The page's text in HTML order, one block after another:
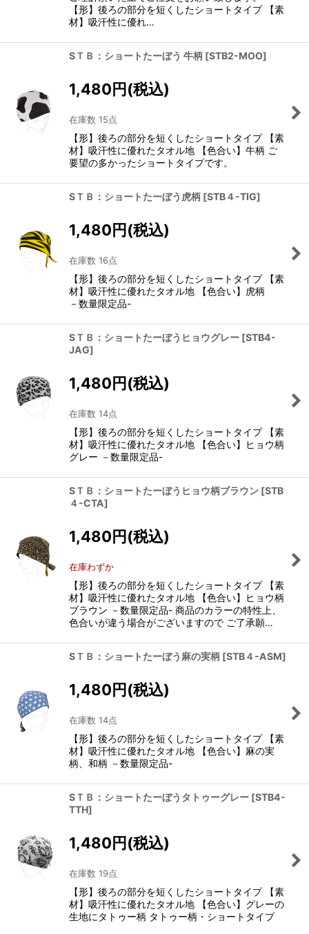
【形】後ろの部分を短くしたショートタイプ 【素
材】吸汗性に優れ…
SＴＢ：ショートたーぼう 牛柄 [STB2-MOO]
1,480円(税込)
在庫数 15点
【形】後ろの部分を短くしたショートタイプ 【素
材】吸汗性に優れたタオル地 【色合い】牛柄 ご
要望の多かったショートタイプです。
SＴＢ：ショートたーぼう虎柄 [STB４-TIG]
1,480円(税込)
在庫数 16点
【形】後ろの部分を短くしたショートタイプ 【素
材】吸汗性に優れたタオル地 【色合い】虎柄
－数量限定品-
SＴＢ：ショートたーぼうヒョウグレー [STB4-
JAG]
1,480円(税込)
在庫数 14点
【形】後ろの部分を短くしたショートタイプ 【素
材】吸汗性に優れたタオル地 【色合い】ヒョウ柄
グレー －数量限定品-
SＴＢ：ショートたーぼうヒョウ柄ブラウン [STB
４-CTA]
1,480円(税込)
在庫わずか
【形】後ろの部分を短くしたショートタイプ 【素
材】吸汗性に優れたタオル地 【色合い】ヒョウ柄
ブラウン －数量限定品- 商品のカラーの特性上、
色合いが違う場合がございますので ご了承願…
SＴＢ：ショートたーぼう麻の実柄 [STB４-ASM]
1,480円(税込)
在庫数 14点
【形】後ろの部分を短くしたショートタイプ 【素
材】吸汗性に優れたタオル地 【色合い】麻の実
柄、和柄 －数量限定品-
SＴＢ：ショートたーぼうタトゥーグレー [STB4-
TTH]
1,480円(税込)
在庫数 19点
【形】後ろの部分を短くしたショートタイプ 【素
材】吸汗性に優れたタオル地 【色合い】グレーの
生地にタトゥー柄 タトゥー柄・ショートタイプ